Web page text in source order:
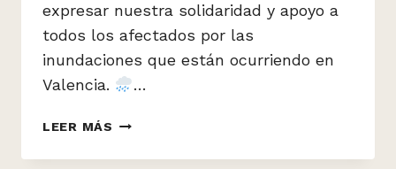
expresar nuestra solidaridad y apoyo a
todos los afectados por las
inundaciones que están ocurriendo en
Valencia.
…
LEER MÁS DANA